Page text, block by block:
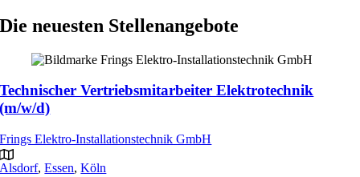
Die neuesten Stellenangebote
Technischer Vertriebsmitarbeiter Elektrotechnik
(m/w/d)
Frings Elektro-Installationstechnik GmbH
Alsdorf,Essen,Köln